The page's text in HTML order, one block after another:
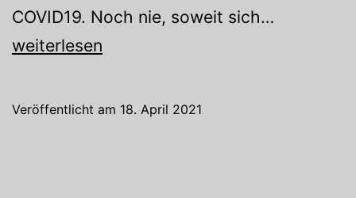
COVID19. Noch nie, soweit sich…
weiterlesen
Veröffentlicht am 18. April 2021